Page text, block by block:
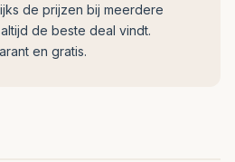
de prijzen bij meerdere
de beste deal vindt.
en gratis.